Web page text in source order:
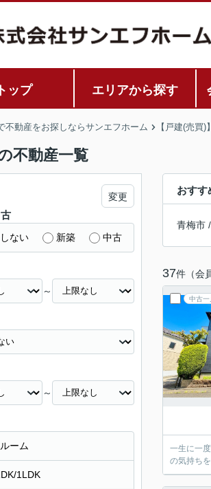
トップ エリアから探す
不動産をお探しならサンエフホーム 【戸建(売買
不動産一覧
おすす
青梅市 /
37件（会
中古一
一生に一
の気持ち
変更
ない 新築 中古
～
～
ーム
1LDK